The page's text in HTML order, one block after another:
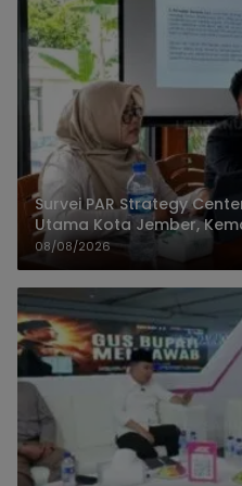
Survei PAR Strategy
Utama Kota Jember,
08/08/2026